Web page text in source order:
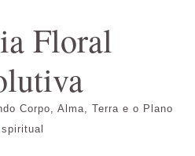
Floral
Corpo, Alma, Terra e o Plano